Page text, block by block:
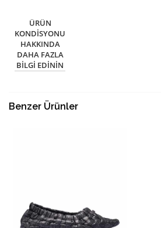
ÜRÜN
KONDISYONU
HAKKINDA
DAHA FAZLA
BILGI EDININ
Benzer Ürünler